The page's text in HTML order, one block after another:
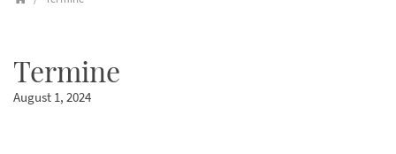
Termine
August 1, 2024